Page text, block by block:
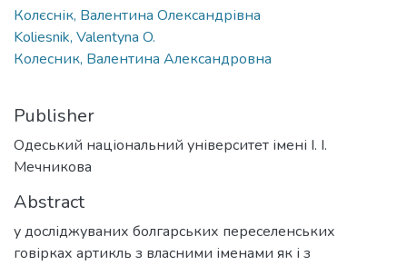
Колєснік, Валентина Олександрівна
Koliesnik, Valentyna O.
Колесник, Валентина Александровна
Publisher
Одеський національний університет імені І. І.
Мечникова
Abstract
у досліджуваних болгарських переселенських
говірках артикль з власними імена­ми як і з